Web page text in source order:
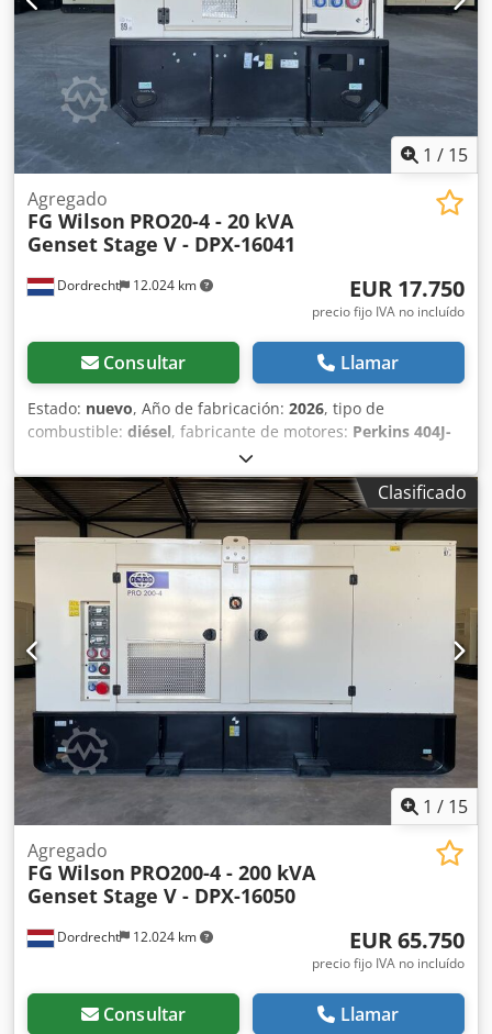
1 / 15
Dordrecht 12.024 km
Agregado
FG Wilson PRO20-4 - 20 kVA
Genset Stage V - DPX-16041
EUR 17.750
precio fijo IVA no incluído
Consultar Llamar
Estado: nuevo, Año de fabricación: 2026, tipo de
combustible: diésel, fabricante de motores: Perkins 404J-
, Propósito: Construcción Peso en vacío: 735 kg
Potencia del generador: 20 kVA Dimensiones del
compartimento de carga: 172 x 92 x 130 cm Marcado CE: sí
Nivel de emisiones: Stage V / Tier IV final Capacidad del
depósito de agua: 56 l País de fabricación: CN Póngase en
contacto con el equipo de DPX para más información. =
Otras opciones y accesorios = Codpfxezc Dxbo Aifjrf -
Batería - Panel de control - Techo de acero - Cisterna
Clasificado
1 / 15
Dordrecht 12.024 km
Agregado
FG Wilson PRO200-4 - 200 kVA
Genset Stage V - DPX-16050
EUR 65.750
precio fijo IVA no incluído
Consultar Llamar